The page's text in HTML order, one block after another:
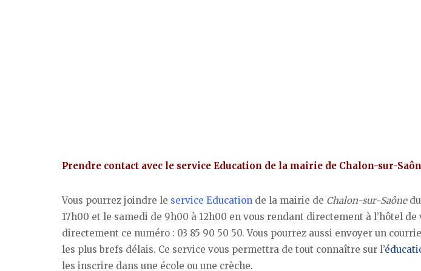
Prendre contact avec le service Education de la mairie de Chalon-sur-
Vous pourrez joindre le service Education de la mairie de Chalon-sur-Saônedu
17h00 et le samedi de 9h00 à 12h00 en vous rendant directement à l’hôtel
directement ce numéro : 03 85 90 50 50. Vous pourrez aussi envoyer un
les plus brefs délais. Ce service vous permettra de tout connaître sur l’
les inscrire dans une école ou une crèche.